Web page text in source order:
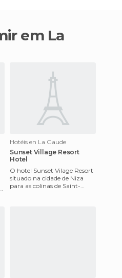
Hotéis en La Gaude
Sunset Village Resort
Hotel
O hotel Sunset Vilage Resort
situado na cidade de Niza
para as colinas de Saint-